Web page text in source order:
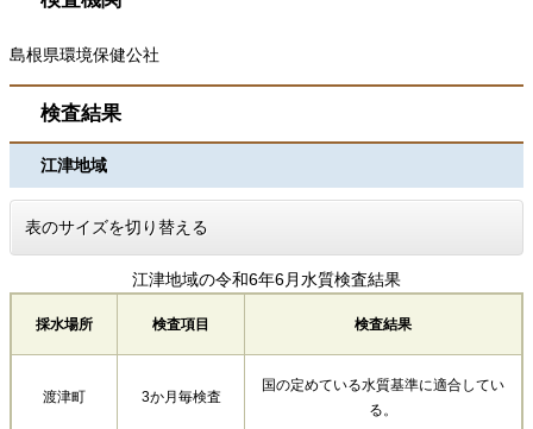
島根県環境保健公社
検査結果
江津地域
表のサイズを切り替える
江津地域の令和6年6月水質検査結果
採水場所 検査項目 検査結果
渡津町 3か月毎検査
国の定めている水質基準に適合してい
る。